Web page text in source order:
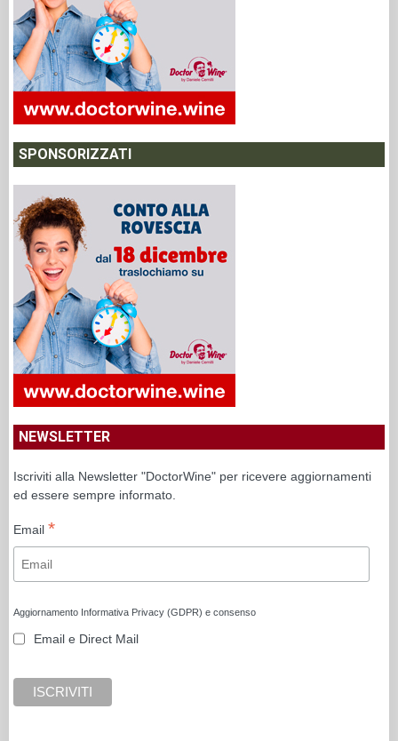
SPONSORIZZATI
NEWSLETTER
Iscriviti alla Newsletter "DoctorWine" per ricevere aggiornamenti
ed essere sempre informato.
Email *
Aggiornamento Informativa Privacy (GDPR) e consenso
Email e Direct Mail